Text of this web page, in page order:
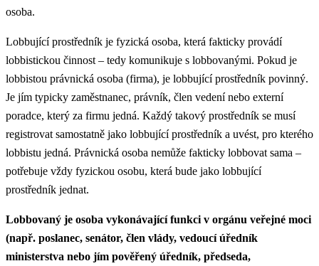
osoba.
Lobbující prostředník je fyzická osoba, která fakticky provádí
lobbistickou činnost – tedy komunikuje s lobbovanými. Pokud je
lobbistou právnická osoba (firma), je lobbující prostředník povinný.
Je jím typicky zaměstnanec, právník, člen vedení nebo externí
poradce, který za firmu jedná. Každý takový prostředník se musí
registrovat samostatně jako lobbující prostředník a uvést, pro kterého
lobbistu jedná. Právnická osoba nemůže fakticky lobbovat sama –
potřebuje vždy fyzickou osobu, která bude jako lobbující
prostředník jednat.
Lobbovaný je osoba vykonávající funkci v orgánu veřejné moci
(např. poslanec, senátor, člen vlády, vedoucí úředník
ministerstva nebo jím pověřený úředník, předseda,